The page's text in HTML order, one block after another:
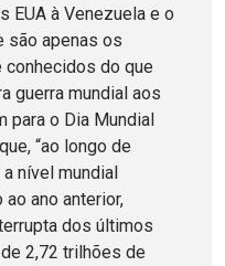
EUA à Venezuela e o
são apenas os
do que
guerra mundial aos
para o Dia Mundial
“ao longo de
nível mundial
ao ano anterior,
dos últimos
2,72 trilhões de